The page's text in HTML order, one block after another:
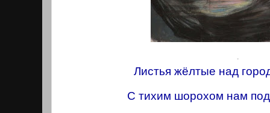
.
Листья жёлтые над
С тихим шорохом нам